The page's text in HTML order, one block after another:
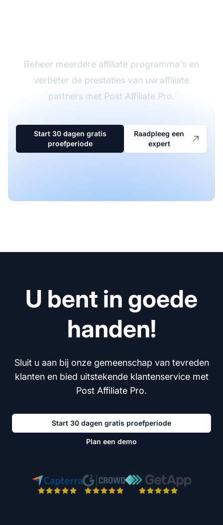
Beheer meerdere affiliate programma's en
verbeter de prestaties van uw affiliate
partners met Post Affiliate Pro.
Start 30 dagen gratis
proefperiode
Raadpleeg een
expert
U bent in goede
handen!
Sluit u aan bij onze gemeenschap van tevreden
klanten en bied uitstekende klantenservice met
Post Affiliate Pro.
Start 30 dagen gratis proefperiode
Plan een demo